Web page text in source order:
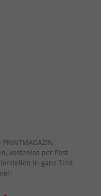
kostenlos per Post
in ganz Tirol